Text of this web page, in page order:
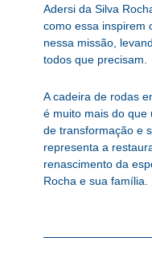
Adersi da Silva
como essa inspirem
nessa missão,
todos que precisam.
A cadeira de rodas
é muito mais do que
de transformação e
representa a
renascimento da
Rocha e sua família.